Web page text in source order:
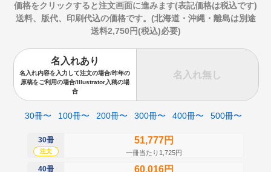
価格をクリックすると注文画面に進みます(表記価格は税込です)
送料、版代、印刷代込の価格です。(北海道・沖縄・離島は別途
送料2,750円(税込)必要)
名入れあり
名入れ内容を入力して注文の場合/昨年の
原稿をご利用の場合/Illustrator入稿の場
合
名入れ無し
30冊〜 100冊〜 200冊〜 300冊〜 400冊〜 500冊〜
30冊
注文
51,777円
一冊当たり1,725円
40冊 60,016円